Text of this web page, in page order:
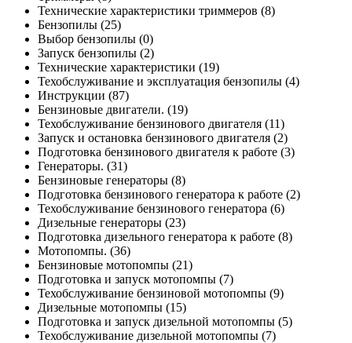
Технические характеристики триммеров (8)
Бензопилы (25)
Выбор бензопилы (0)
Запуск бензопилы (2)
Технические характеристики (19)
Техобслуживание и эксплуатация бензопилы (4)
Инструкции (87)
Бензиновые двигатели. (19)
Техобслуживание бензинового двигателя (11)
Запуск и остановка бензинового двигателя (2)
Подготовка бензинового двигателя к работе (3)
Генераторы. (31)
Бензиновые генераторы (8)
Подготовка бензинового генератора к работе (2)
Техобслуживание бензинового генератора (6)
Дизельные генераторы (23)
Подготовка дизельного генератора к работе (8)
Мотопомпы. (36)
Бензиновые мотопомпы (21)
Подготовка и запуск мотопомпы (7)
Техобслуживание бензиновой мотопомпы (9)
Дизельные мотопомпы (15)
Подготовка и запуск дизельной мотопомпы (5)
Техобслуживание дизельной мотопомпы (7)